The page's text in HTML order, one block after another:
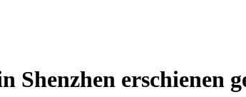
erschienen